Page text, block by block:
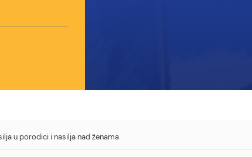
u porodici i nasilja nad ženama